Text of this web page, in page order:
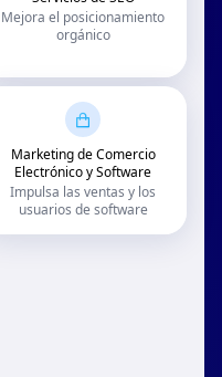
Mejora el posicionamiento
orgánico
Marketing de Comercio
Electrónico y Software
Impulsa las ventas y los
usuarios de software